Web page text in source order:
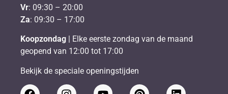
Vr: 09:30 – 20:00
Za: 09:30 – 17:00
Koopzondag | Elke eerste zondag van de maand
geopend van 12:00 tot 17:00
Bekijk de speciale openingstijden